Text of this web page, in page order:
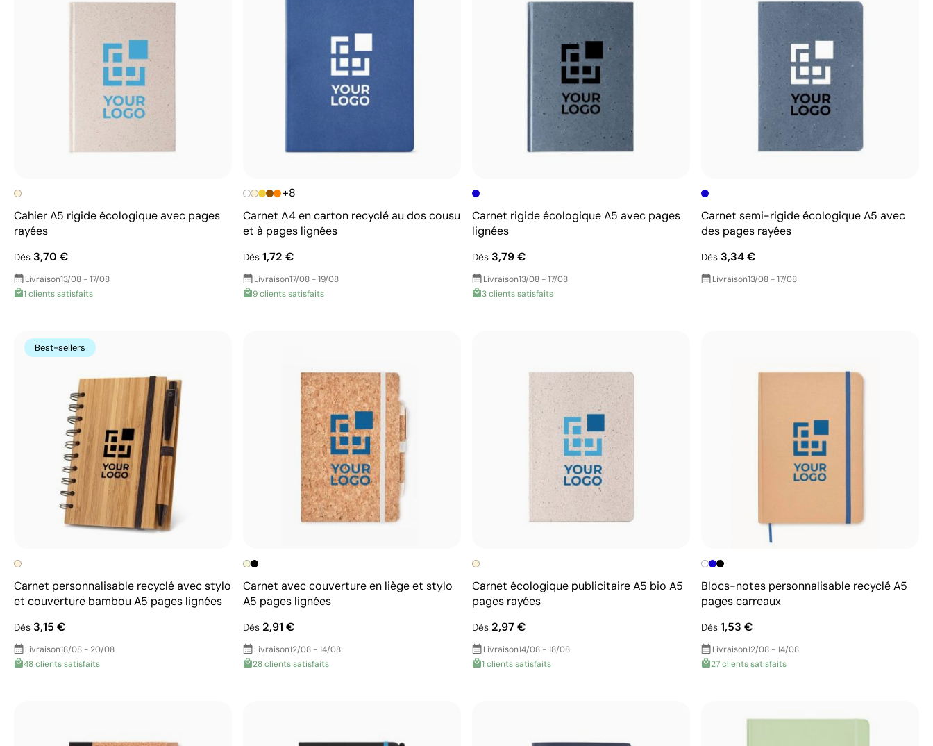
Cahier A5 rigide écologique avec pages
rayées
Dès 3,70 €
Livraison13/08 - 17/08
1 clients satisfaits
+8
Carnet A4 en carton recyclé au dos cousu
et à pages lignées
Dès 1,72 €
Livraison17/08 - 19/08
9 clients satisfaits
Carnet rigide écologique A5 avec pages
lignées
Dès 3,79 €
Livraison13/08 - 17/08
3 clients satisfaits
Carnet semi-rigide écologique A5 avec
des pages rayées
Dès 3,34 €
Livraison13/08 - 17/08
Best-sellers
Carnet personnalisable recyclé avec stylo
et couverture bambou A5 pages lignées
Dès 3,15 €
Livraison18/08 - 20/08
48 clients satisfaits
Carnet avec couverture en liège et stylo
A5 pages lignées
Dès 2,91 €
Livraison12/08 - 14/08
28 clients satisfaits
Carnet écologique publicitaire A5 bio A5
pages rayées
Dès 2,97 €
Livraison14/08 - 18/08
1 clients satisfaits
Blocs-notes personnalisable recyclé A5
pages carreaux
Dès 1,53 €
Livraison12/08 - 14/08
27 clients satisfaits